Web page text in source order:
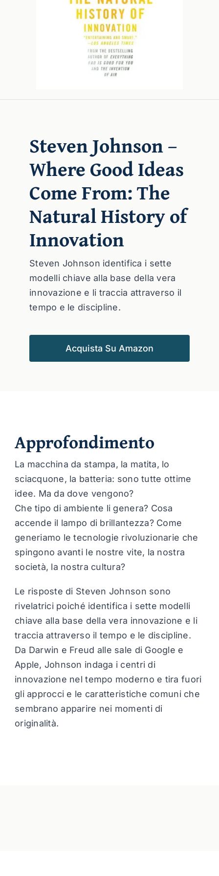
Steven Johnson –
Where Good Ideas
Come From: The
Natural History of
Innovation
Steven Johnson identifica i sette
modelli chiave alla base della vera
innovazione e li traccia attraverso il
tempo e le discipline.
Acquista Su Amazon
Approfondimento
La macchina da stampa, la matita, lo
sciacquone, la batteria: sono tutte ottime
idee. Ma da dove vengono?
Che tipo di ambiente li genera? Cosa
accende il lampo di brillantezza? Come
generiamo le tecnologie rivoluzionarie che
spingono avanti le nostre vite, la nostra
società, la nostra cultura?
Le risposte di Steven Johnson sono
rivelatrici poiché identifica i sette modelli
chiave alla base della vera innovazione e li
traccia attraverso il tempo e le discipline.
Da Darwin e Freud alle sale di Google e
Apple, Johnson indaga i centri di
innovazione nel tempo moderno e tira fuori
gli approcci e le caratteristiche comuni che
sembrano apparire nei momenti di
originalità.